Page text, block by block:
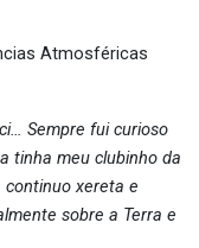
Atmosféricas
Sempre fui curioso
tinha meu clubinho da
continuo xereta e
sobre a Terra e